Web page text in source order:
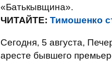
«Батькывщина».
ЧИТАЙТЕ: Тимошенко
Сегодня, 5 августа,
аресте бывшего